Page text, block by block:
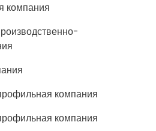
компания
компания
компания